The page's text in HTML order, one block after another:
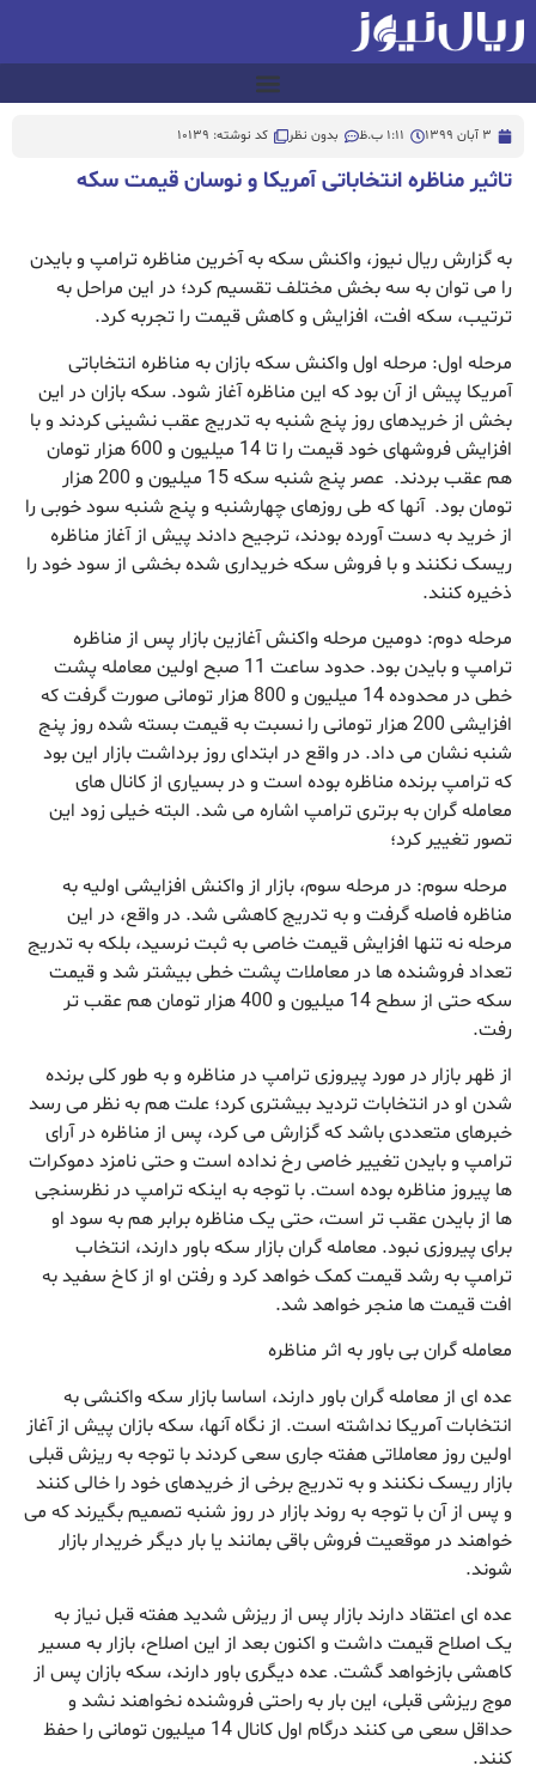
3 آبان 1399 1:11 ب.ظ بدون نظر کد نوشته: 10139
تاثیر مناظره انتخاباتی آمریکا و نوسان قیمت سکه
به گزارش ریال نیوز، واکنش سکه به آخرین مناظره ترامپ و بایدن
را می توان به سه بخش مختلف تقسیم کرد؛ در این مراحل به
ترتیب، سکه افت، افزایش و کاهش قیمت را تجربه کرد.
مرحله اول: مرحله اول واکنش سکه بازان به مناظره انتخاباتی
آمریکا پیش از آن بود که این مناظره آغاز شود. سکه بازان در این
بخش از خریدهای روز پنج شنبه به تدریج عقب نشینی کردند و با
افزایش فروشهای خود قیمت را تا 14 میلیون و 600 هزار تومان
هم عقب بردند. عصر پنج شنبه سکه 15 میلیون و 200 هزار
تومان بود. آنها که طی روزهای چهارشنبه و پنج شنبه سود خوبی را
از خرید به دست آورده بودند، ترجیح دادند پیش از آغاز مناظره
ریسک نکنند و با فروش سکه خریداری شده بخشی از سود خود را
ذخیره کنند.
مرحله دوم: دومین مرحله واکنش آغازین بازار پس از مناظره
ترامپ و بایدن بود. حدود ساعت 11 صبح اولین معامله پشت
خطی در محدوده 14 میلیون و 800 هزار تومانی صورت گرفت که
افزایشی 200 هزار تومانی را نسبت به قیمت بسته شده روز پنج
شنبه نشان می داد. در واقع در ابتدای روز برداشت بازار این بود
که ترامپ برنده مناظره بوده است و در بسیاری از کانال های
معامله گران به برتری ترامپ اشاره می شد. البته خیلی زود این
تصور تغییر کرد؛
مرحله سوم: در مرحله سوم، بازار از واکنش افزایشی اولیه به
مناظره فاصله گرفت و به تدریج کاهشی شد. در واقع، در این
مرحله نه تنها افزایش قیمت خاصی به ثبت نرسید، بلکه به تدریج
تعداد فروشنده ها در معاملات پشت خطی بیشتر شد و قیمت
سکه حتی از سطح 14 میلیون و 400 هزار تومان هم عقب تر
رفت.
از ظهر بازار در مورد پیروزی ترامپ در مناظره و به طور کلی برنده
شدن او در انتخابات تردید بیشتری کرد؛ علت هم به نظر می رسد
خبرهای متعددی باشد که گزارش می کرد، پس از مناظره در آرای
ترامپ و بایدن تغییر خاصی رخ نداده است و حتی نامزد دموکرات
ها پیروز مناظره بوده است. با توجه به اینکه ترامپ در نظرسنجی
ها از بایدن عقب تر است، حتی یک مناظره برابر هم به سود او
برای پیروزی نبود. معامله گران بازار سکه باور دارند، انتخاب
ترامپ به رشد قیمت کمک خواهد کرد و رفتن او از کاخ سفید به
افت قیمت ها منجر خواهد شد.
معامله گران بی باور به اثر مناظره
عده ای از معامله گران باور دارند، اساسا بازار سکه واکنشی به
انتخابات آمریکا نداشته است. از نگاه آنها، سکه بازان پیش از آغاز
اولین روز معاملاتی هفته جاری سعی کردند با توجه به ریزش قبلی
بازار ریسک نکنند و به تدریج برخی از خریدهای خود را خالی کنند
و پس از آن با توجه به روند بازار در روز شنبه تصمیم بگیرند که می
خواهند در موقعیت فروش باقی بمانند یا بار دیگر خریدار بازار
شوند.
عده ای اعتقاد دارند بازار پس از ریزش شدید هفته قبل نیاز به
یک اصلاح قیمت داشت و اکنون بعد از این اصلاح، بازار به مسیر
کاهشی بازخواهد گشت. عده دیگری باور دارند، سکه بازان پس از
موج ریزشی قبلی، این بار به راحتی فروشنده نخواهند نشد و
حداقل سعی می کنند درگام اول کانال 14 میلیون تومانی را حفظ
کنند.